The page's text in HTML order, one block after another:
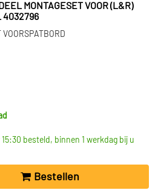
MONTAGESET VOOR (L&R)
4032796
VOORSPATBORD
15:30 besteld, binnen 1 werkdag bij u
Bestellen